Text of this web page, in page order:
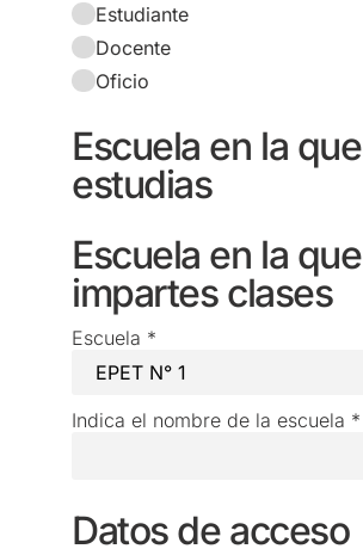
Estudiante
Docente
Oficio
Escuela en la que
estudias
Escuela en la que
impartes clases
Escuela *
Indica el nombre de la escuela *
Datos de acceso